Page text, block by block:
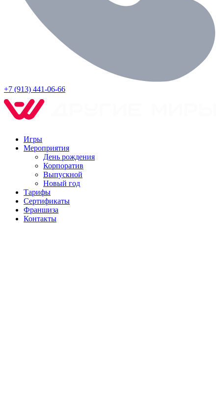
+7 (913) 441-06-66
Игры
Мероприятия
День рождения
Корпоратив
Выпускной
Новый год
Тарифы
Сертификаты
Франшиза
Контакты